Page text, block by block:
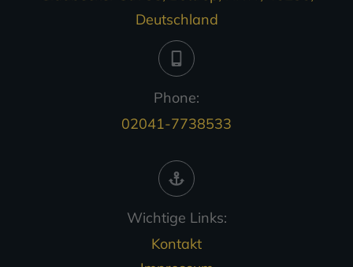
Deutschland
Phone:
02041-7738533
Wichtige Links:
Kontakt